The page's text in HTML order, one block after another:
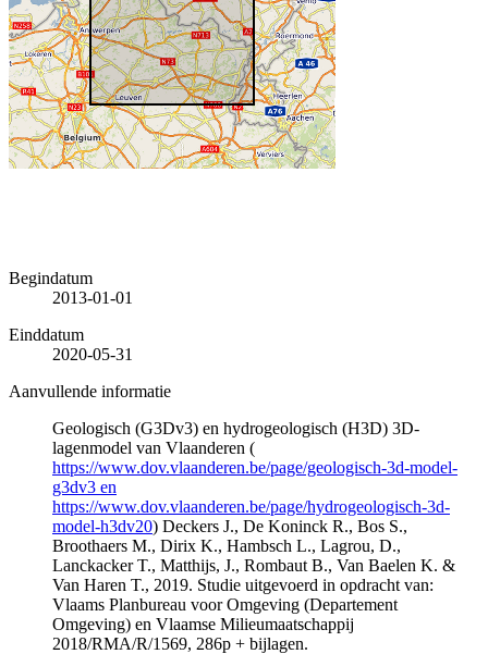
Begindatum
2013-01-01
Einddatum
2020-05-31
Aanvullende informatie
Geologisch (G3Dv3) en hydrogeologisch (H3D) 3D-
lagenmodel van Vlaanderen (
https://www.dov.vlaanderen.be/page/geologisch-3d-model-
g3dv3 en
https://www.dov.vlaanderen.be/page/hydrogeologisch-3d-
model-h3dv20) Deckers J., De Koninck R., Bos S.,
Broothaers M., Dirix K., Hambsch L., Lagrou, D.,
Lanckacker T., Matthijs, J., Rombaut B., Van Baelen K. &
Van Haren T., 2019. Studie uitgevoerd in opdracht van:
Vlaams Planbureau voor Omgeving (Departement
Omgeving) en Vlaamse Milieumaatschappij
2018/RMA/R/1569, 286p + bijlagen.